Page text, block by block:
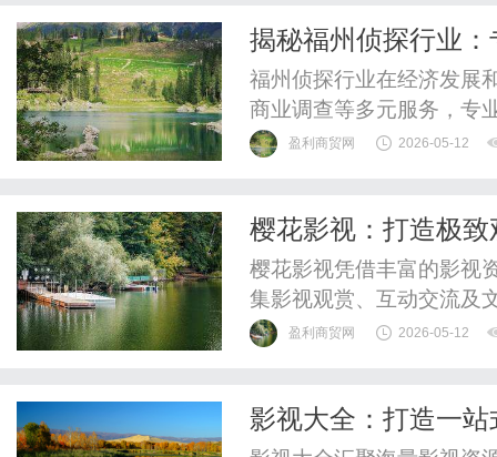
治“表面”，没通“根源”。
揭秘福州侦探行业
福州侦探行业在经济发展
商业调查等多元服务，专
盈利商贸网 2026-05-12
樱花影视：打造极
樱花影视凭借丰富的影视
集影视观赏、互动交流及
影新潮流。
盈利商贸网 2026-05-12
影视大全：打造一